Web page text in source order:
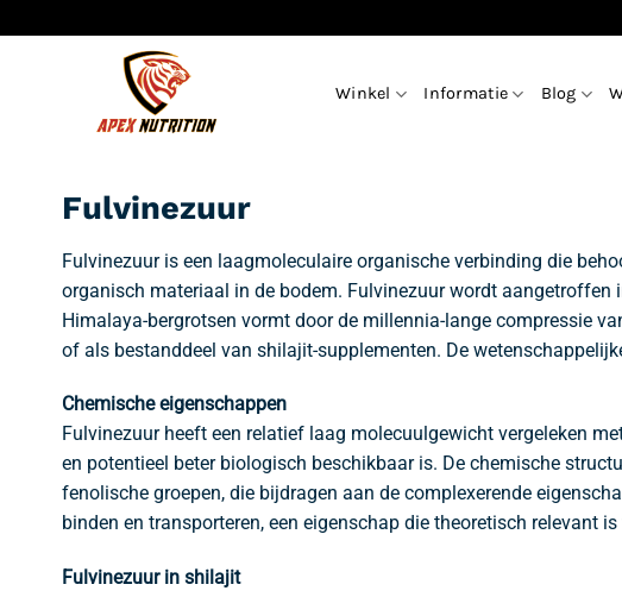
naar
Winkel Informatie Blog
Fulvinezuur
Fulvinezuur is een laagmoleculaire organische verbinding die
organisch materiaal in de bodem. Fulvinezuur wordt aangetroffen
Himalaya-bergrotsen vormt door de millennia-lange compressie
of als bestanddeel van shilajit-supplementen. De
Chemische eigenschappen
Fulvinezuur heeft een relatief laag molecuulgewicht vergeleken
en potentieel beter biologisch beschikbaar is. De chemische
fenolische groepen, die bijdragen aan de complexerende
binden en transporteren, een eigenschap die theoretisch relevant
Fulvinezuur in shilajit